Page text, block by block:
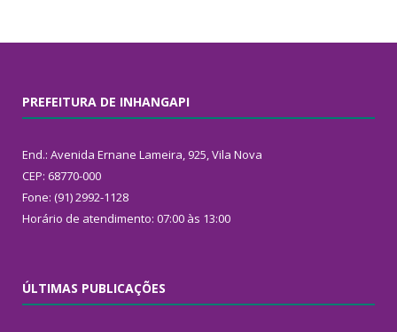
PREFEITURA DE INHANGAPI
End.: Avenida Ernane Lameira, 925, Vila Nova
CEP: 68770-000
Fone: (91) 2992-1128
Horário de atendimento: 07:00 às 13:00
ÚLTIMAS PUBLICAÇÕES